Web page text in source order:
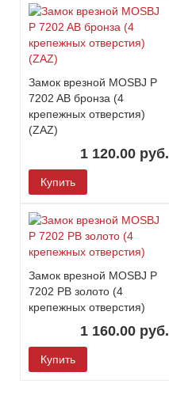
Замок врезной MOSBJ P
7202 AВ бронза (4
крепежных отверстия)
(ZAZ)
1 120.00 руб.
Купить
Замок врезной MOSBJ P
7202 PB золото (4
крепежных отверстия)
1 160.00 руб.
Купить